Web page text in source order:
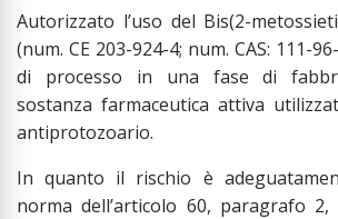
Autorizzato l’uso del Bis(2-
(num. CE 203-924-4; num. CAS: 111-
di processo in una fase di
sostanza farmaceutica attiva
antiprotozoario.
In quanto il rischio è
norma dell’articolo 60, paragrafo